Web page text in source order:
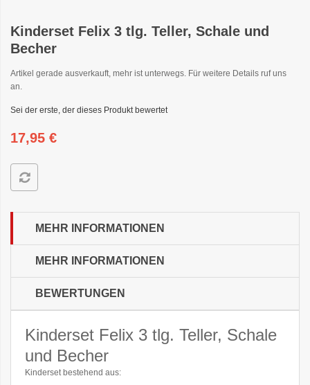
Kinderset Felix 3 tlg. Teller, Schale und
Becher
Artikel gerade ausverkauft, mehr ist unterwegs. Für weitere Details ruf uns
an.
Sei der erste, der dieses Produkt bewertet
17,95 €
MEHR INFORMATIONEN
MEHR INFORMATIONEN
BEWERTUNGEN
Kinderset Felix 3 tlg. Teller, Schale
und Becher
Kinderset bestehend aus: